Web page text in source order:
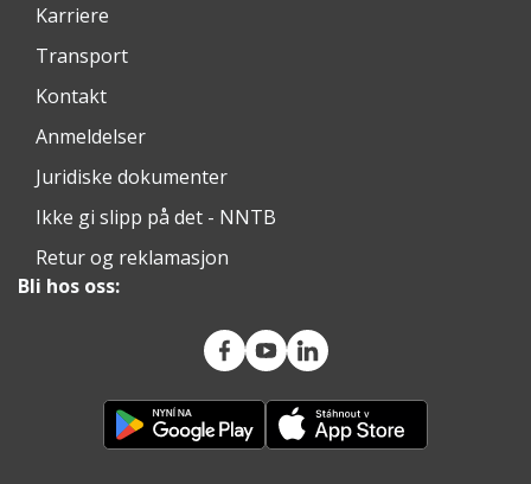
Karriere
Transport
Kontakt
Anmeldelser
Juridiske dokumenter
Ikke gi slipp på det - NNTB
Retur og reklamasjon
Bli hos oss: